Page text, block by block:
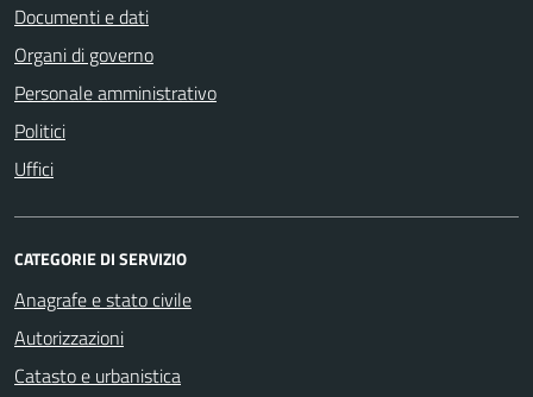
Documenti e dati
Organi di governo
Personale amministrativo
Politici
Uffici
CATEGORIE DI SERVIZIO
Anagrafe e stato civile
Autorizzazioni
Catasto e urbanistica